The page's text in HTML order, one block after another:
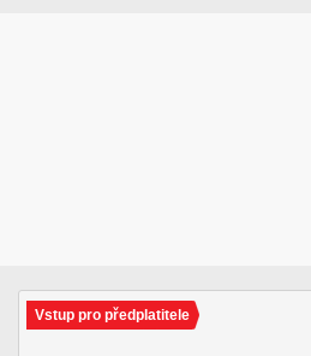
Vstup pro předplatitele